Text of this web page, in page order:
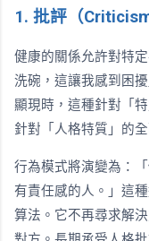
1. 批評（
健康的關係允許對特
洗碗，這讓我感到困
顯現時，這種針對「
針對「人格特質」的全
行為模式將演變為：
有責任感的人。」這
算法。它不再尋求解